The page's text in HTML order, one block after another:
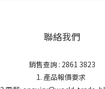
聯絡我們
銷售查詢 : 2861 3823
1. 產品報價要求